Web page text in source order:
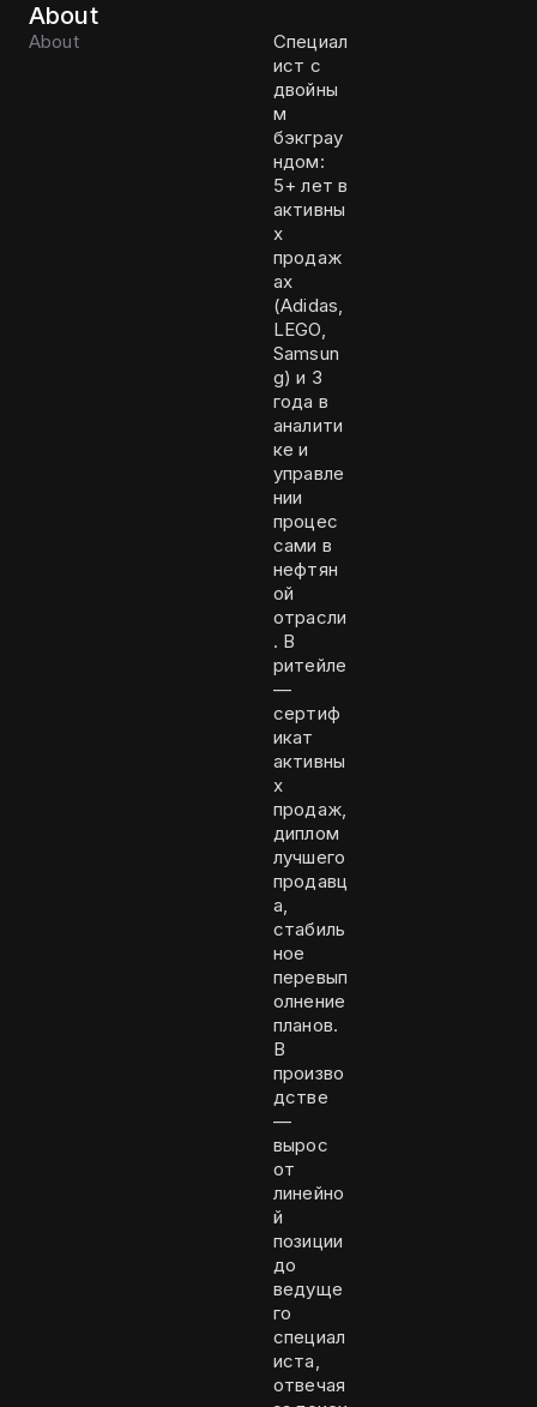
About
About
Специал
ист с
двойны
м
бэкграу
ндом:
5+ лет в
активны
х
продаж
ах
(Adidas,
LEGO,
Samsun
g) и 3
года в
аналити
ке и
управле
нии
процес
сами в
нефтян
ой
отрасли
. В
ритейле
—
сертиф
икат
активны
х
продаж,
диплом
лучшего
продавц
а,
стабиль
ное
перевып
олнение
планов.
В
произво
дстве
—
вырос
от
линейно
й
позиции
до
ведуще
го
специал
иста,
отвечая